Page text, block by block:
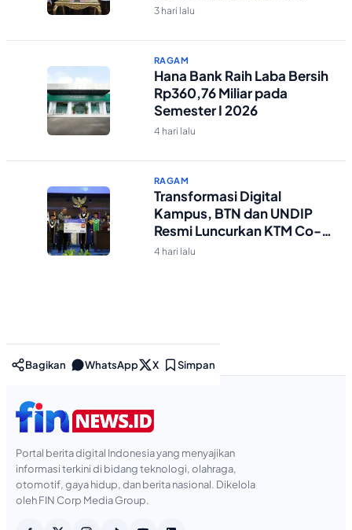
3 hari lalu
RAGAM
Hana Bank Raih Laba Bersih
Rp360,76 Miliar pada
Semester I 2026
4 hari lalu
RAGAM
Transformasi Digital
Kampus, BTN dan UNDIP
Resmi Luncurkan KTM Co-
Branding untuk 17.000
4 hari lalu
Bagikan WhatsApp X Simpan
Portal berita digital Indonesia yang menyajikan
informasi terkini di bidang teknologi, olahraga,
otomotif, gaya hidup, dan berita nasional. Dikelola
oleh FIN Corp Media Group.